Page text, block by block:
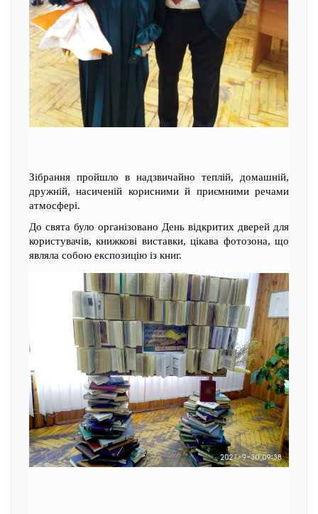
Зібрання пройшло в надзвичайно теплій, домашній,
дружній, насиченій корисними й приємними речами
атмосфері.
До свята було організовано День відкритих дверей для
користувачів, книжкові виставки, цікава фотозона, що
являла собою експозицію із книг.